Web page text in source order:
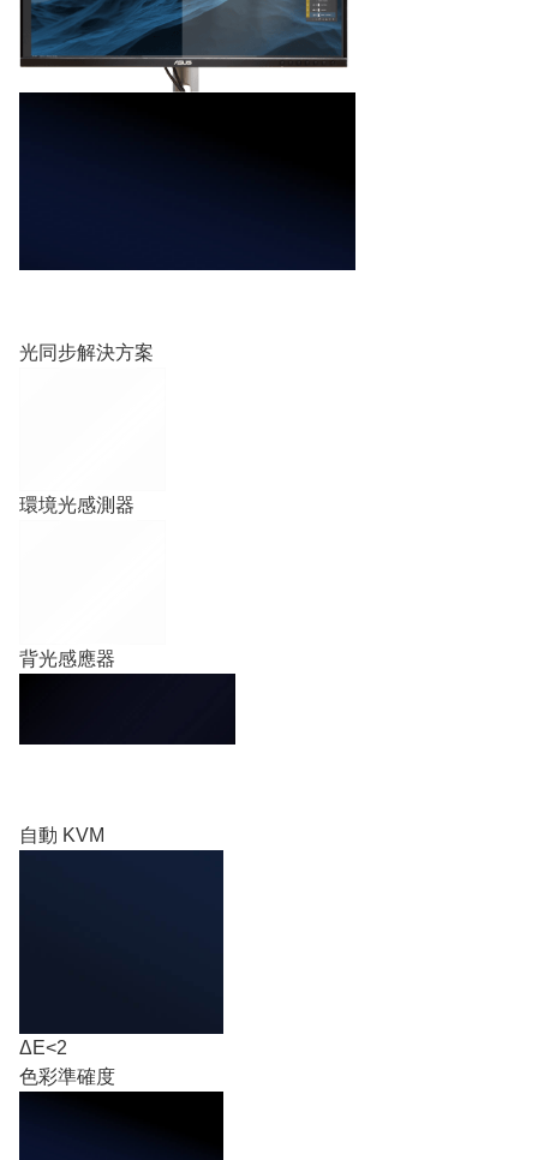
光同步解決方案
環境光感測器
背光感應器
自動 KVM
ΔE<2
色彩準確度